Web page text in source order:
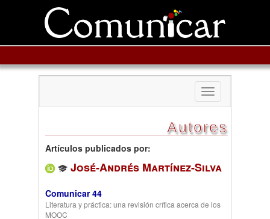
Toggle
navigation
Autores
Artículos publicados por:
José-Andrés Martínez-Silva
Comunicar 44
Literatura y práctica: una revisión crítica acerca de los
MOOC